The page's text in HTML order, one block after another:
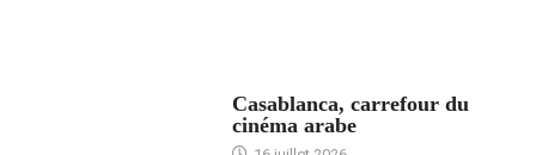
Casablanca, carrefour du
cinéma arabe